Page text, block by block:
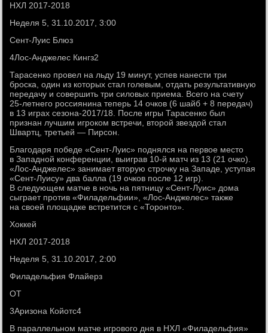
НХЛ 2017-2018
Неделя 5, 31.10.2017, 3:00
Сент-Луис Блюз
4Лос-Анджелес Кингз2
Тарасенко провел на льду 19 минут, успев нанести три
броска, один из которых стал голевым, отдать результативную
передачу и совершить три силовых приема. Всего на счету
25-летнего россиянина теперь 14 очков (6 шайб + 8 передач)
в 13 играх сезона-2017/18. После игры Тарасенко был
признан лучшим игроком встречи, второй звездой стал
Швартц, третьей — Пирсон.
Благодаря победе «Сент-Луис» поднялся на первое место
в Западной конференции, выиграв 10-й матч из 13 (21 очко).
«Лос-Анджелес» занимает вторую строчку на Западе, уступая
«Сент-Луису» два балла (19 очков после 12 игр).
В следующем матче в ночь на пятницу «Сент-Луис» дома
сыграет против «Филадельфии», «Лос-Анджелес» также
на своей площадке встретится с «Торонто».
Хоккей
НХЛ 2017-2018
Неделя 5, 31.10.2017, 2:00
Филадельфия Флайерз
ОТ
3Аризона Койотс4
В параллельном матче игрового дня в НХЛ «Филадельфия»